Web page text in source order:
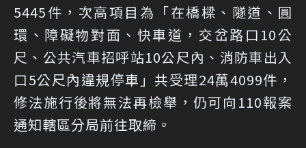
5445件，次高項目為「在橋樑、隧道、圓
環、障礙物對面、快車道，交岔路口10公
尺、公共汽車招呼站10公尺內、消防車出入
口5公尺內違規停車」共受理24萬4099件，
修法施行後將無法再檢舉，仍可向110報案
通知轄區分局前往取締。